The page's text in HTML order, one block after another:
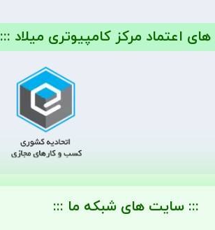
های اعتماد مرکز کامپیوتری میلاد :::
::: سایت های شبکه ما :::